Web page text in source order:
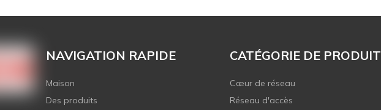
NAVIGATION RAPIDE
Maison
Des produits
CATÉGORIE DE PRODUIT
Cœur de réseau
Réseau d'accès